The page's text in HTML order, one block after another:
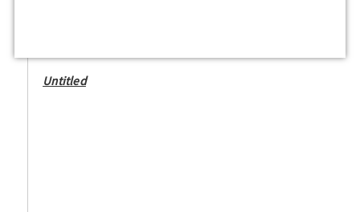
Untitled